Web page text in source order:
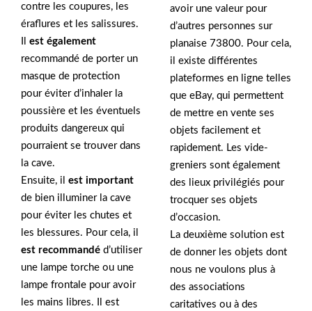
contre les coupures, les
éraflures et les salissures.
est également
recommandé de porter un
masque de protection
pour éviter d’inhaler la
poussière et les éventuels
produits dangereux qui
pourraient se trouver dans
la cave.
Ensuite, il est important
de bien illuminer la cave
pour éviter les chutes et
les blessures. Pour cela, il
est recommandé d’utiliser
une lampe torche ou une
lampe frontale pour avoir
les mains libres. Il est
avoir une valeur pour
d’autres personnes sur
planaise 73800. Pour cela,
il existe différentes
plateformes en ligne telles
que eBay, qui permettent
de mettre en vente ses
objets facilement et
rapidement. Les vide-
greniers sont également
des lieux privilégiés pour
trocquer ses objets
d’occasion.
La deuxième solution est
de donner les objets dont
nous ne voulons plus à
des associations
caritatives ou à des